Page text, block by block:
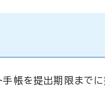
帳を提出期限まで